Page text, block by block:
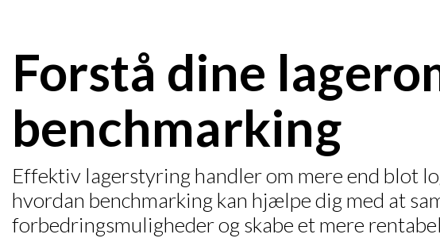
Forstå dine
benchmarking
Effektiv lagerstyring handler om mere end blot
hvordan benchmarking kan hjælpe dig med at
forbedringsmuligheder og skabe et mere